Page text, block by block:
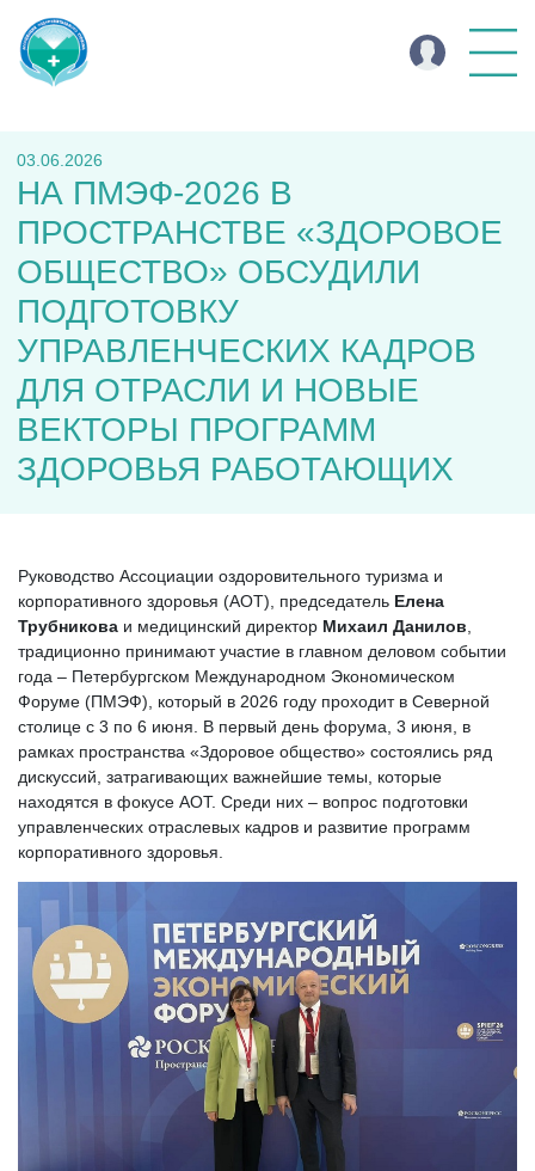
03.06.2026
НА ПМЭФ-2026 В
ПРОСТРАНСТВЕ «ЗДОРОВОЕ
ОБЩЕСТВО» ОБСУДИЛИ
ПОДГОТОВКУ
УПРАВЛЕНЧЕСКИХ КАДРОВ
ДЛЯ ОТРАСЛИ И НОВЫЕ
ВЕКТОРЫ ПРОГРАММ
ЗДОРОВЬЯ РАБОТАЮЩИХ
Руководство Ассоциации оздоровительного туризма и
корпоративного здоровья (АОТ), председатель Елена
Трубникова и медицинский директор Михаил Данилов
традиционно принимают участие в главном деловом событии
года – Петербургском Международном Экономическом
Форуме (ПМЭФ), который в 2026 году проходит в Северной
столице с 3 по 6 июня. В первый день форума, 3 июня, в
рамках пространства «Здоровое общество» состоялись ряд
дискуссий, затрагивающих важнейшие темы, которые
находятся в фокусе АОТ. Среди них – вопрос подготовки
управленческих отраслевых кадров и развитие программ
корпоративного здоровья.